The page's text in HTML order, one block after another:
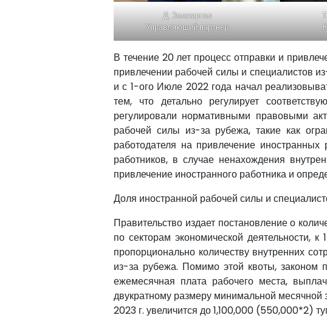
Д. Золжаргал
Управляющий партнер
В течение 20 лет процесс отправки и
привлечении рабочей силы и специалистов
и с 1-ого Июле 2022 года начал
тем, что детально регулирует
регулировали нормативными правовыми
рабочей силы из-за рубежа, такие как
работодателя на привлечение
работников, в случае ненахождения
привлечение иностранного работника и
Доля иностранной рабочей силы и
Правительство издает постановление о
по секторам экономической деятельности,
пропорционально количеству внутренних
из-за рубежа. Помимо этой квоты, законом
ежемесячная плата рабочего места,
двукратному размеру минимальной
2023 г. увеличится до 1,100,000 (550,000*2)